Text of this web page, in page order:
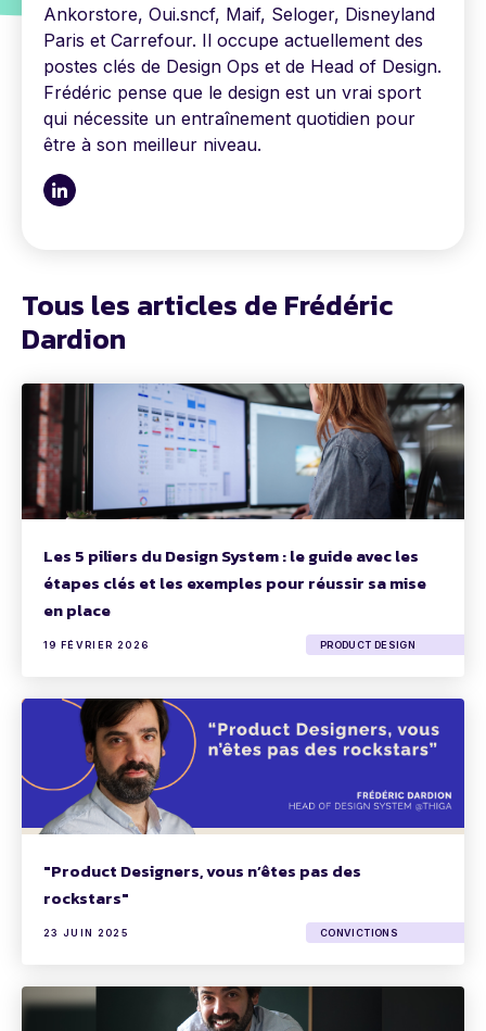
Ankorstore, Oui.sncf, Maif, Seloger, Disneyland
Paris et Carrefour. Il occupe actuellement des
postes clés de Design Ops et de Head of Design.
Frédéric pense que le design est un vrai sport
qui nécessite un entraînement quotidien pour
être à son meilleur niveau.
Tous les articles de Frédéric
Dardion
Les 5 piliers du Design System : le guide avec les
étapes clés et les exemples pour réussir sa mise
en place
19 FÉVRIER 2026 PRODUCT DESIGN
"Product Designers, vous n’êtes pas des
rockstars"
23 JUIN 2025 CONVICTIONS